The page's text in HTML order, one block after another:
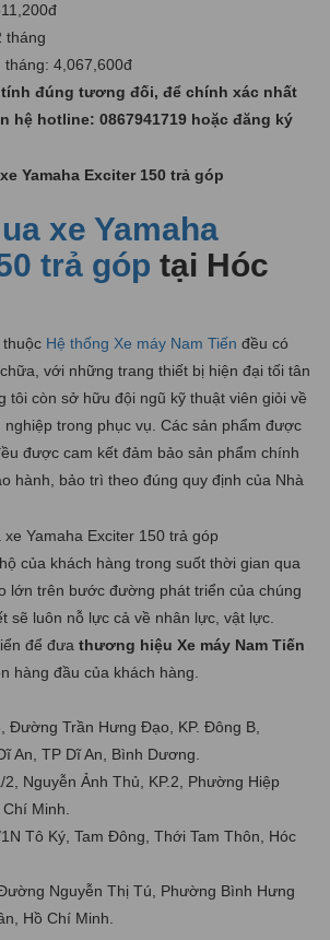
tháng
tháng: 4,067,600đ
đúng tương đối, để chính xác nhất
hệ hotline: 0867941719 hoặc đăng ký
xe Yamaha
trả góp tại Hóc
Hệ thống Xe máy Nam Tiến đều có
với những trang thiết bị hiện đại tối tân
tôi còn sở hữu đội ngũ kỹ thuật viên giỏi về
nghiệp trong phục vụ. Các sản phẩm được
được cam kết đảm bảo sản phẩm chính
hành, bảo trì theo đúng quy định của Nhà
của khách hàng trong suốt thời gian qua
lớn trên bước đường phát triển của chúng
sẽ luôn nỗ lực cả về nhân lực, vật lực.
để đưa thương hiệu Xe máy Nam Tiến
hàng đầu của khách hàng.
Đường Trần Hưng Đạo, KP. Đông B,
An, TP Dĩ An, Bình Dương.
Nguyễn Ảnh Thủ, KP.2, Phường Hiệp
Minh.
Tô Ký, Tam Đông, Thới Tam Thôn, Hóc
Nguyễn Thị Tú, Phường Bình Hưng
Hồ Chí Minh.